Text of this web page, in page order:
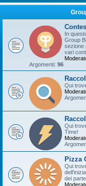
In
Group
sezione
vari
Argomenti: 96
Qui
Qui
Time!
Pizza
Qui
dei